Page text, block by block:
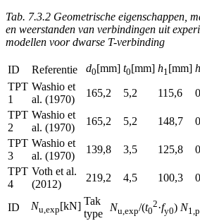
Tab. 7.3.2 Geometrische eigenschappen,
en weerstanden van verbindingen uit
modellen voor dwarse T-verbinding
ID Referentie d0 [mm] t0 [mm] h1 [mm] h
TPT
1
Washio et
al. (1970)
165,2 5,2 115,6
TPT
2
Washio et
al. (1970)
165,2 5,2 148,7
TPT
3
Washio et
al. (1970)
139,8 3,5 125,8
TPT
4
Voth et al.
(2012)
219,2 4,5 100,3
ID Nu,exp [kN] Tak
type
Nu,exp/(t0
2·fy0) N